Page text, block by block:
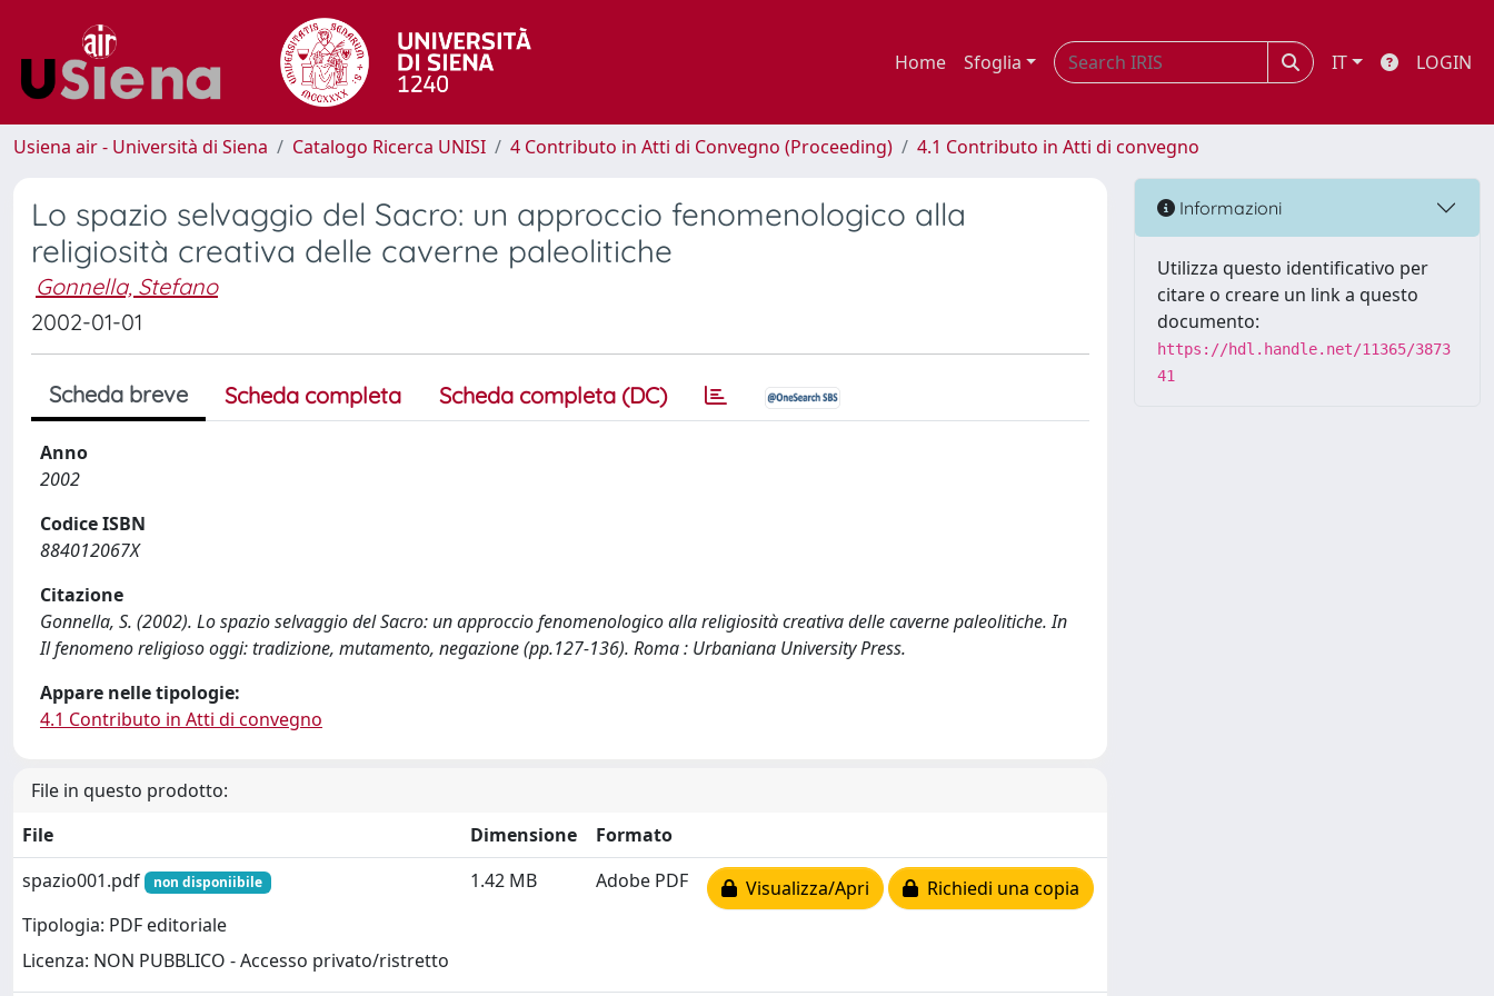
Home Sfoglia IT LOGIN
Usiena air - Università di Siena Catalogo Ricerca UNISI 4 Contributo in Atti di Convegno (Proceeding) 4.1 Contributo in Atti di convegno
Lo spazio selvaggio del Sacro: un approccio fenomenologico alla
religiosità creativa delle caverne paleolitiche
Gonnella, Stefano
2002-01-01
Scheda breve Scheda completa Scheda completa (DC)
Anno
2002
Codice ISBN
884012067X
Citazione
Gonnella, S. (2002). Lo spazio selvaggio del Sacro: un approccio fenomenologico alla religiosità creativa delle caverne paleolitiche. In
Il fenomeno religioso oggi: tradizione, mutamento, negazione (pp.127-136). Roma : Urbaniana University Press.
Appare nelle tipologie:
4.1 Contributo in Atti di convegno
File in questo prodotto:
File
Dimensione
Formato
spazio001.pdf
non disponiibile
Tipologia: PDF editoriale
Licenza: NON PUBBLICO - Accesso privato/ristretto
1.42 MB Adobe PDF Visualizza/Apri Richiedi una copia
Informazioni
Utilizza questo identificativo per
citare o creare un link a questo
documento:
https://hdl.handle.net/11365/3873
41